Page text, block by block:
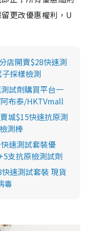
更改優惠權利，U
店開賣$28快速測
採樣檢測
試劑購買平台一
布泰/HKTVmall
城$15快速抗原測
測棒
速測試套裝優
支抗原檢測試劑
速測試套裝 現貨
毒